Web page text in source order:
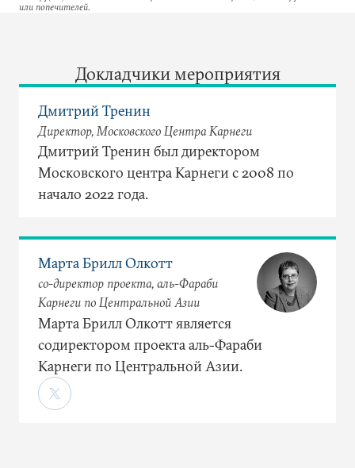
или попечителей.
Докладчики мероприятия
Дмитрий Тренин
Директор, Московского Центра Карнеги
Дмитрий Тренин был директором
Московского центра Карнеги с 2008 по
начало 2022 года.
Марта Брилл Олкотт
со-директор проекта, аль-Фараби
Карнеги по Центральной Азии
Марта Брилл Олкотт является
содиректором проекта аль-Фараби
Карнеги по Центральной Азии.